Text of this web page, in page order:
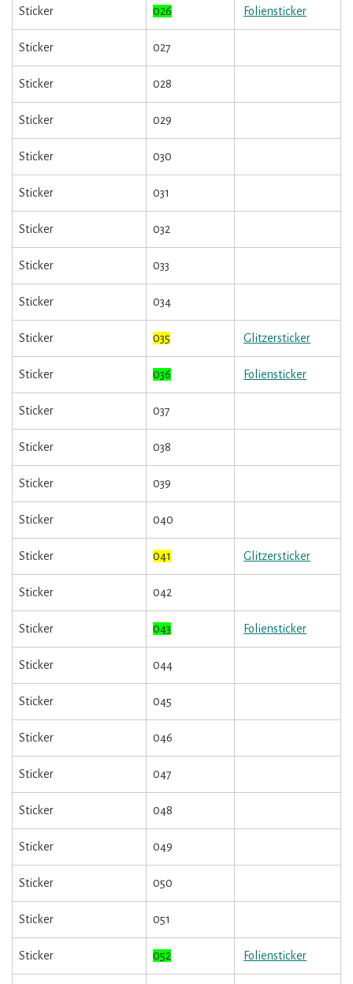
Sticker 026 Foliensticker
Sticker 027
Sticker 028
Sticker 029
Sticker 030
Sticker 031
Sticker 032
Sticker 033
Sticker 034
Sticker 035 Glitzersticker
Sticker 036 Foliensticker
Sticker 037
Sticker 038
Sticker 039
Sticker 040
Sticker 041 Glitzersticker
Sticker 042
Sticker 043 Foliensticker
Sticker 044
Sticker 045
Sticker 046
Sticker 047
Sticker 048
Sticker 049
Sticker 050
Sticker 051
Sticker 052 Foliensticker